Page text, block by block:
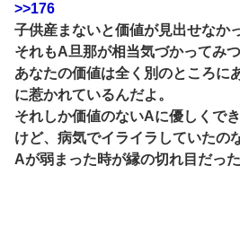
>>176
子供産まないと価値が見出せなか
それもA旦那が相当気づかってみ
あなたの価値は全く別のところに
に惹かれているんだよ。
それしか価値のないAに優しくで
けど、病気でイライラしていたの
Aが弱まった時が縁の切れ目だった